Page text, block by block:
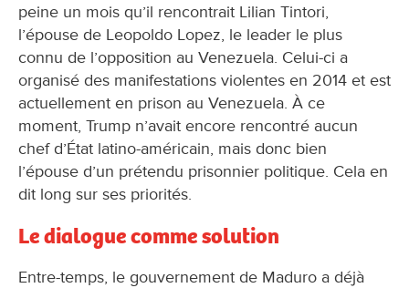
peine un mois qu’il rencontrait Lilian Tintori,
l’épouse de Leopoldo Lopez, le leader le plus
connu de l’opposition au Venezuela. Celui-ci a
organisé des manifestations violentes en 2014 et est
actuellement en prison au Venezuela. À ce
moment, Trump n’avait encore rencontré aucun
chef d’État latino-américain, mais donc bien
l’épouse d’un prétendu prisonnier politique. Cela en
dit long sur ses priorités.
Le dialogue comme solution
Entre-temps, le gouvernement de Maduro a déjà